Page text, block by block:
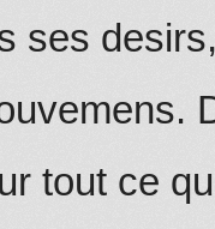
ses
tout ce